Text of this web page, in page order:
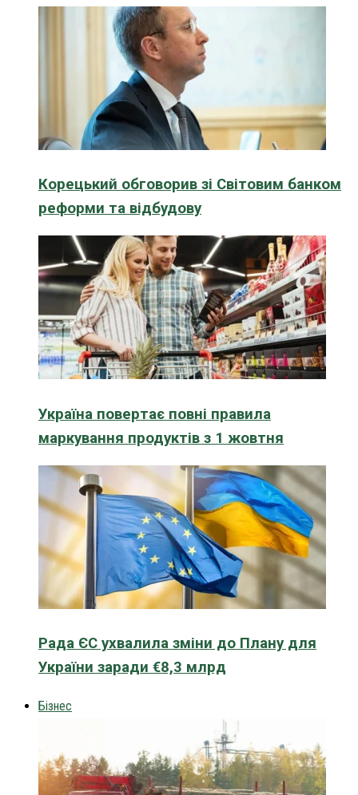
Корецький обговорив зі Світовим банком
реформи та відбудову
Україна повертає повні правила
маркування продуктів з 1 жовтня
Рада ЄС ухвалила зміни до Плану для
України заради €8,3 млрд
Бізнес